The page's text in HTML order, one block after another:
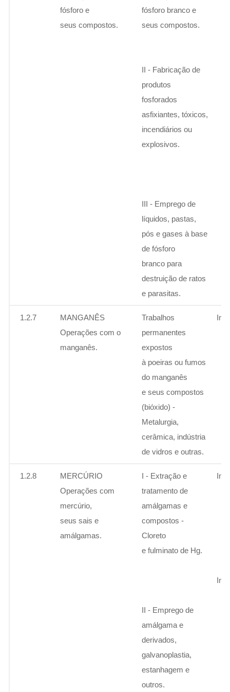
fósforo e
seus compostos.
fósforo branco e
seus compostos.
II - Fabricação de
produtos
fosforados
asfixiantes, tóxicos,
incendiários ou
explosivos.
III - Emprego de
líquidos, pastas,
pós e gases à base
de fósforo
branco para
destruição de ratos
e parasitas.
1.2.7
MANGANÊS
Operações com o
manganês.
Trabalhos
permanentes
expostos
à poeiras ou fumos
do manganês
e seus compostos
(bióxido) -
Metalurgia,
cerâmica, indústria
de vidros e outras.
1.2.8
MERCÚRIO
Operações com
mercúrio,
seus sais e
amálgamas.
I - Extração e
tratamento de
amálgamas e
compostos -
Cloreto
e fulminato de Hg.
II - Emprego de
amálgama e
derivados,
galvanoplastia,
estanhagem e
outros.